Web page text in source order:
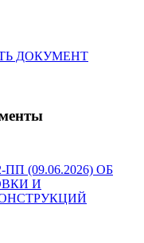
ДОКУМЕНТ
ПП (09.06.2026) ОБ
И